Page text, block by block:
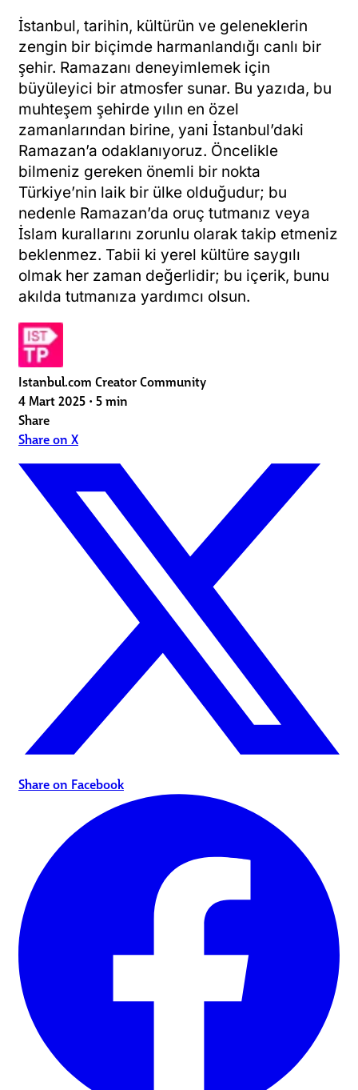
İstanbul, tarihin, kültürün ve geleneklerin
zengin bir biçimde harmanlandığı canlı bir
şehir. Ramazanı deneyimlemek için
büyüleyici bir atmosfer sunar. Bu yazıda, bu
muhteşem şehirde yılın en özel
zamanlarından birine, yani İstanbul’daki
Ramazan’a odaklanıyoruz. Öncelikle
bilmeniz gereken önemli bir nokta
Türkiye’nin laik bir ülke olduğudur; bu
nedenle Ramazan’da oruç tutmanız veya
İslam kurallarını zorunlu olarak takip etmeniz
beklenmez. Tabii ki yerel kültüre saygılı
olmak her zaman değerlidir; bu içerik, bunu
akılda tutmanıza yardımcı olsun.
Istanbul.com Creator Community
4 Mart 2025 • 5 min
Share
Share on X
Share on Facebook